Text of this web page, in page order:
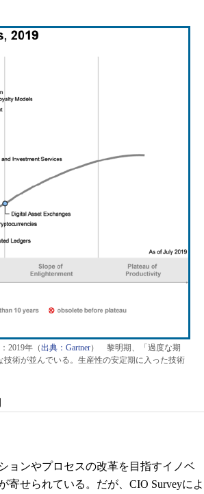
2019年（出典：Gartner） 黎明期、「過度な期
術が並んでいる。生産性の安定期に入った技術
ョンやプロセスの改革を目指すイノベ
せられている。だが、CIO Surveyによ